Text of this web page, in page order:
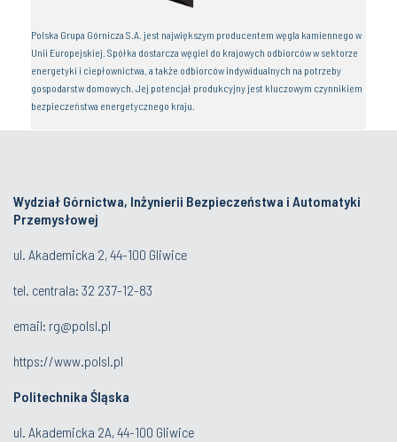
Polska Grupa Górnicza S.A. jest największym producentem węgla kamiennego w
Unii Europejskiej. Spółka dostarcza węgiel do krajowych odbiorców w sektorze
energetyki i ciepłownictwa, a także odbiorców indywidualnych na potrzeby
gospodarstw domowych. Jej potencjał produkcyjny jest kluczowym czynnikiem
bezpieczeństwa energetycznego kraju.
Wydział Górnictwa, Inżynierii Bezpieczeństwa i Automatyki
Przemysłowej
ul. Akademicka 2, 44-100 Gliwice
tel. centrala: 32 237-12-83
email: rg@polsl.pl
https://www.polsl.pl
Politechnika Śląska
ul. Akademicka 2A, 44-100 Gliwice